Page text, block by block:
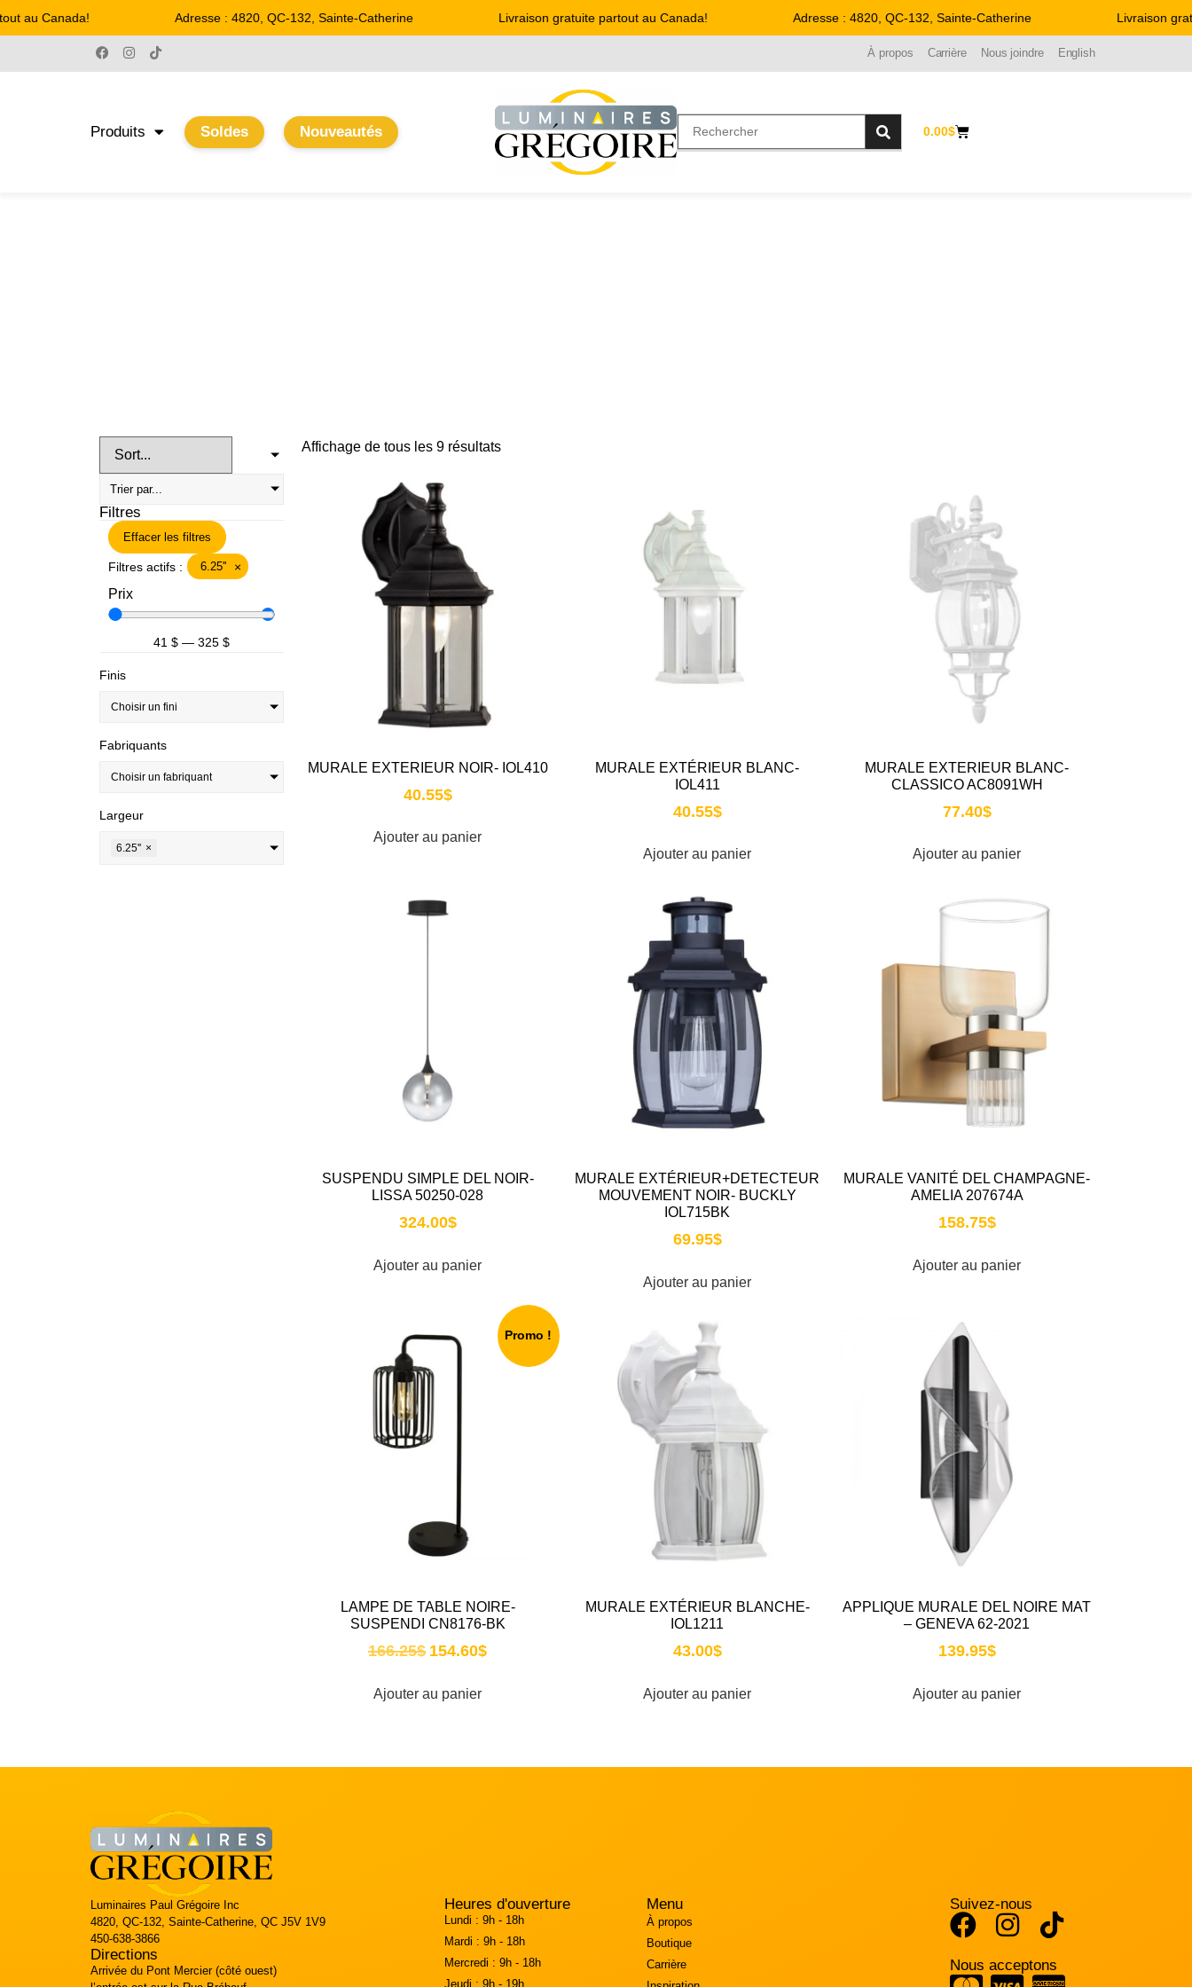
au Canada! Adresse : 4820, QC-132, Sainte-Catherine Livraison gratuite partout au Canada! Adresse : 4820, QC-132, Sainte-Catherine Livraison
À propos Carrière Nous joindre English
Produits Soldes Nouveautés 0.00$
Filtres
Effacer les filtres
Filtres actifs : 6.25'' ×
Prix
41 $ — 325 $
Finis
Choisir un fini
Fabriquants
Choisir un fabriquant
Largeur
6.25'' ×
Affichage de tous les 9 résultats
MURALE EXTERIEUR NOIR- IOL410
40.55$
Ajouter au panier
MURALE EXTÉRIEUR BLANC-
IOL411
40.55$
Ajouter au panier
MURALE EXTERIEUR BLANC-
CLASSICO AC8091WH
77.40$
Ajouter au panier
SUSPENDU SIMPLE DEL NOIR-
LISSA 50250-028
324.00$
Ajouter au panier
MURALE EXTÉRIEUR+DETECTEUR
MOUVEMENT NOIR- BUCKLY
IOL715BK
69.95$
Ajouter au panier
MURALE VANITÉ DEL CHAMPAGNE-
AMELIA 207674A
158.75$
Ajouter au panier
Promo !
LAMPE DE TABLE NOIRE-
SUSPENDI CN8176-BK
166.25$ 154.60$
Ajouter au panier
MURALE EXTÉRIEUR BLANCHE-
IOL1211
43.00$
Ajouter au panier
APPLIQUE MURALE DEL NOIRE MAT
– GENEVA 62-2021
139.95$
Ajouter au panier
Luminaires Paul Grégoire Inc
4820, QC-132, Sainte-Catherine, QC J5V 1V9
450-638-3866
Directions
Arrivée du Pont Mercier (côté ouest)
Heures d'ouverture
Lundi : 9h - 18h
Mardi : 9h - 18h
Mercredi : 9h - 18h
Jeudi : 9h - 19h
Menu
À propos
Boutique
Carrière
Suivez-nous
Nous acceptons